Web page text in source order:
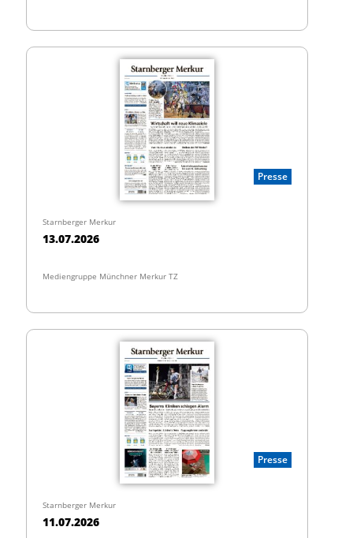
Presse
Starnberger Merkur
13.07.2026
Mediengruppe Münchner Merkur TZ
Presse
Starnberger Merkur
11.07.2026